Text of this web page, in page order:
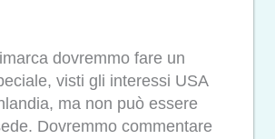
dovremmo fare un
visti gli interessi USA
ma non può essere
Dovremmo commentare